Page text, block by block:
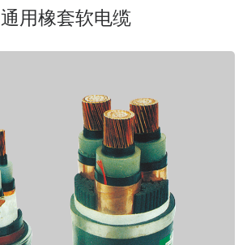
通用橡套软电缆